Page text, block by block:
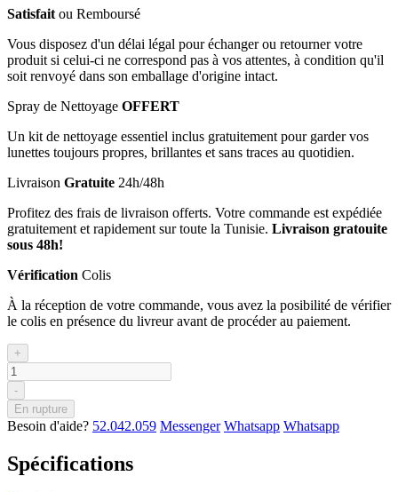
Satisfait ou Remboursé
Vous disposez d'un délai légal pour échanger ou retourner votre
produit si celui-ci ne correspond pas à vos attentes, à condition qu'il
soit renvoyé dans son emballage d'origine intact.
Spray de Nettoyage OFFERT
Un kit de nettoyage essentiel inclus gratuitement pour garder vos
lunettes toujours propres, brillantes et sans traces au quotidien.
Livraison Gratuite 24h/48h
Profitez des frais de livraison offerts. Votre commande est expédiée
gratuitement et rapidement sur toute la Tunisie. Livraison gratouite
sous 48h!
Vérification Colis
À la réception de votre commande, vous avez la posibilité de vérifier
le colis en présence du livreur avant de procéder au paiement.
+
-
En rupture
Besoin d'aide? 52.042.059 Messenger Whatsapp Whatsapp
Spécifications